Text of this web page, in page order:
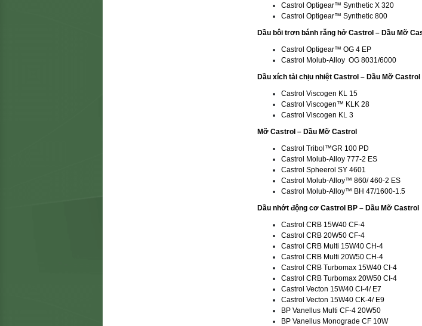
Castrol Optigear™ Synthetic X 320
Castrol Optigear™ Synthetic 800
Dầu bôi trơn bánh răng hở Castrol – Dầu Mỡ
Castrol Optigear™ OG 4 EP
Castrol Molub-Alloy OG 8031/6000
Dầu xích tải chịu nhiệt Castrol – Dầu Mỡ Castrol
Castrol Viscogen KL 15
Castrol Viscogen™ KLK 28
Castrol Viscogen KL 3
Mỡ Castrol – Dầu Mỡ Castrol
Castrol Tribol™GR 100 PD
Castrol Molub-Alloy 777-2 ES
Castrol Spheerol SY 4601
Castrol Molub-Alloy™ 860/ 460-2 ES
Castrol Molub-Alloy™ BH 47/1600-1.5
Dầu nhớt động cơ Castrol BP – Dầu Mỡ Castrol
Castrol CRB 15W40 CF-4
Castrol CRB 20W50 CF-4
Castrol CRB Multi 15W40 CH-4
Castrol CRB Multi 20W50 CH-4
Castrol CRB Turbomax 15W40 CI-4
Castrol CRB Turbomax 20W50 CI-4
Castrol Vecton 15W40 CI-4/ E7
Castrol Vecton 15W40 CK-4/ E9
BP Vanellus Multi CF-4 20W50
BP Vanellus Monograde CF 10W